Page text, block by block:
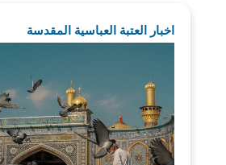
اخبار العتبة العباسية المقدسة